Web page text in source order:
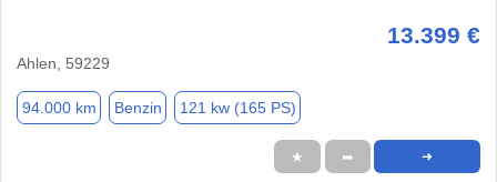
13.399 €
Ahlen, 59229
94.000 km Benzin 121 kw (165 PS)
★ ➦ ➜